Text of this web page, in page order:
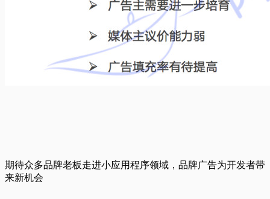
期待众多品牌老板走进小应用程序领域，品牌广告为开发者带
来新机会